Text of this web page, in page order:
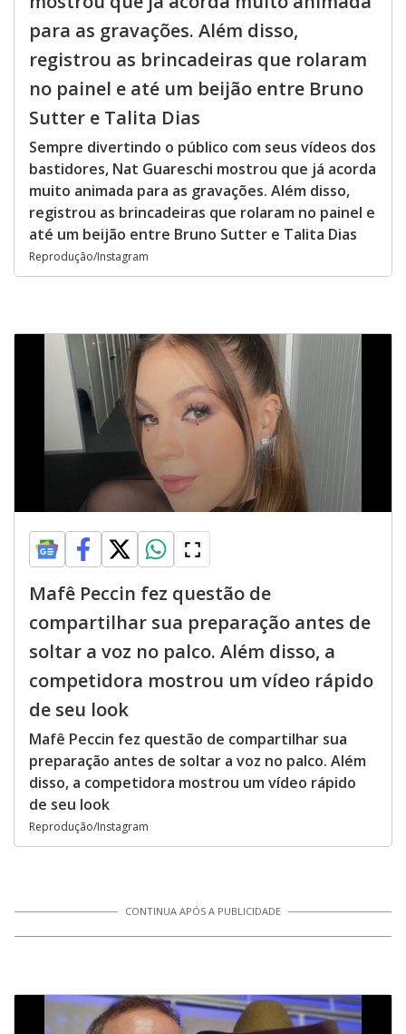
para as gravações. Além disso,
registrou as brincadeiras que rolaram
no painel e até um beijão entre Bruno
Sutter e Talita Dias
Sempre divertindo o público com seus vídeos dos
bastidores, Nat Guareschi mostrou que já acorda
muito animada para as gravações. Além disso,
registrou as brincadeiras que rolaram no painel e
até um beijão entre Bruno Sutter e Talita Dias
Reprodução/Instagram
Mafê Peccin fez questão de
compartilhar sua preparação antes de
soltar a voz no palco. Além disso, a
competidora mostrou um vídeo rápido
de seu look
Mafê Peccin fez questão de compartilhar sua
preparação antes de soltar a voz no palco. Além
disso, a competidora mostrou um vídeo rápido
de seu look
Reprodução/Instagram
CONTINUA APÓS A PUBLICIDADE